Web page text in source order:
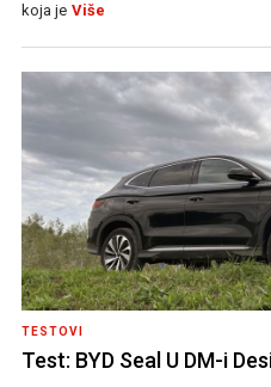
koja je Više
TESTOVI
Test: BYD Seal U DM-i